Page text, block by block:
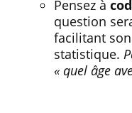
Pensez à
question
facilitant
statistique.
« quel âge